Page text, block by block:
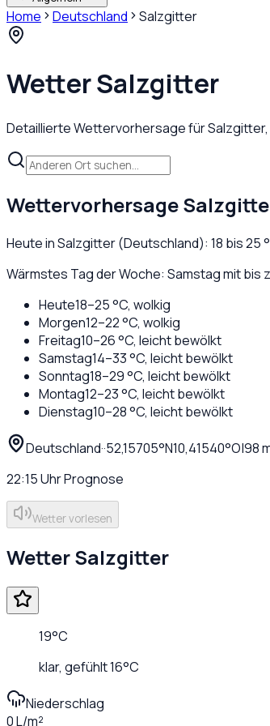
Home Deutschland Salzgitter
WetterSalzgitter
Detaillierte Wettervorhersage fürSalzgitter,
Wettervorhersage
Heute inSalzgitter(Deutschland): 18 bis25
Wärmstes Tag der Woche: Samstag mit bis
Heute18–25°C, wolkig
Morgen12–22°C, wolkig
Freitag10–26°C, leicht bewölkt
Samstag14–33°C, leicht bewölkt
Sonntag18–29°C, leicht bewölkt
Montag12–23°C, leicht bewölkt
Dienstag10–28°C, leicht bewölkt
Deutschland··52,15705°N10,41540°O|98
22:15UhrPrognose
Wetter vorlesen
WetterSalzgitter
19°C
klar, gefühlt16°C
Niederschlag
0 L/m²